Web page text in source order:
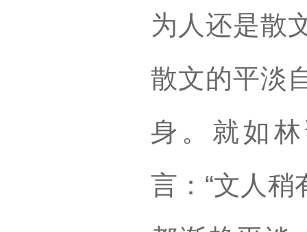
为人还是散
散文的平淡
身。就如
言：“文人